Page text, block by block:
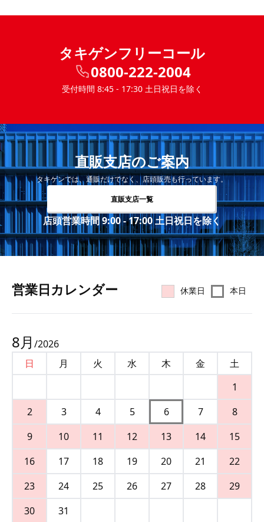
タキゲンフリーコール
0800-222-2004
受付時間 8:45 - 17:30 土日祝日を除く
直販支店のご案内
タキゲンでは、通販だけでなく、店頭販売も行っています。
直販支店一覧
店頭営業時間 9:00 - 17:00 土日祝日を除く
営業⽇カレンダー 休業日 本日
8月 /2026
日
月 火 水 木 金
土
1
2
3 4 5 6 7
8
9
10 11 12 13 14
15
16
17 18 19 20 21
22
23
24 25 26 27 28
29
30
31